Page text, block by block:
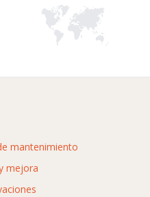
mantenimiento
mejora